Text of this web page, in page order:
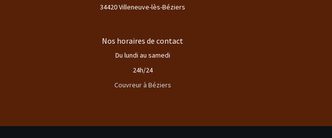
34420 Villeneuve-lès-Béziers
Nos horaires de contact
Du lundi au samedi
24h/24
Couvreur à Béziers